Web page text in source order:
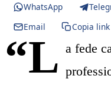
WhatsApp
Email
Copia link
“L a fede